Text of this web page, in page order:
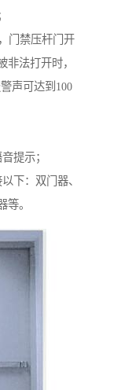
门禁压杆门开
非法打开时，
声可达到100
提示；
下：双门器、
等。